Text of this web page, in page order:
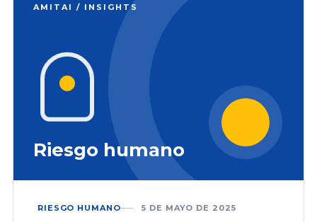
AMITAI / INSIGHTS
Riesgo humano
RIESGO HUMANO 5 DE MAYO DE 2025